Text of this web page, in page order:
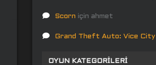
Scorn için ahmet
Grand Theft Auto: Vice City
OYUN KATEGORILERI